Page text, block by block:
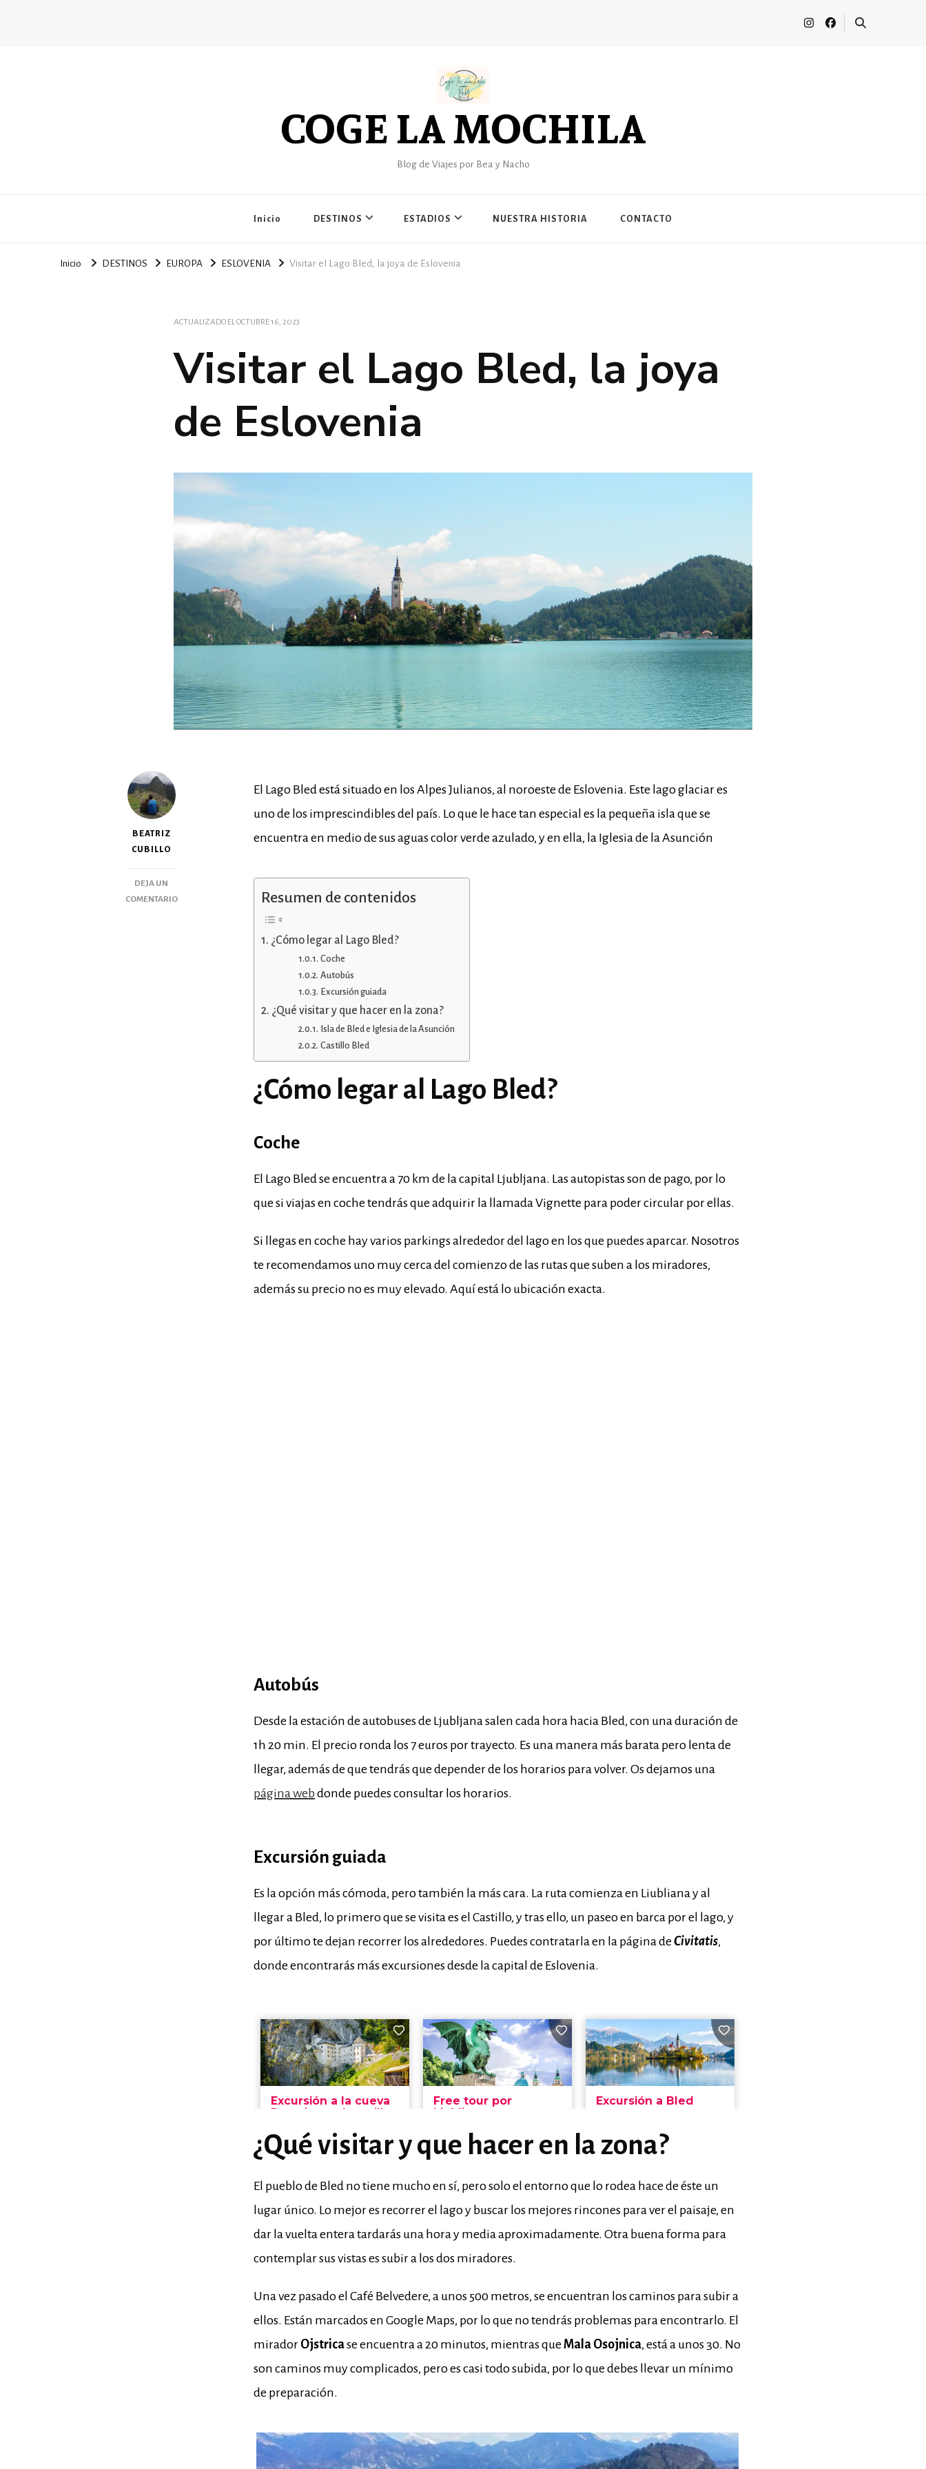
COGE LA MOCHILA
Blog de Viajes por Bea y Nacho
Inicio DESTINOS ESTADIOS NUESTRA HISTORIA CONTACTO
Inicio DESTINOS EUROPA ESLOVENIA Visitar el Lago Bled, la joya de Eslovenia
ACTUALIZADO ELOCTUBRE 16, 2023
Visitar el Lago Bled, la joya
de Eslovenia
BEATRIZ
CUBILLO
DEJA UN
COMENTARIO
El Lago Bled está situado en los Alpes Julianos, al noroeste de Eslovenia. Este lago glaciar es
uno de los imprescindibles del país. Lo que le hace tan especial es la pequeña isla que se
encuentra en medio de sus aguas color verde azulado, y en ella, la Iglesia de la Asunción
Resumen de contenidos
¿Cómo legar al Lago Bled?
Coche
Autobús
Excursión guiada
¿Qué visitar y que hacer en la zona?
Isla de Bled e Iglesia de la Asunción
Castillo Bled
¿Cómo legar al Lago Bled?
Coche
El Lago Bled se encuentra a 70 km de la capital Ljubljana. Las autopistas son de pago, por lo
que si viajas en coche tendrás que adquirir la llamada Vignette para poder circular por ellas.
Si llegas en coche hay varios parkings alrededor del lago en los que puedes aparcar. Nosotros
te recomendamos uno muy cerca del comienzo de las rutas que suben a los miradores,
además su precio no es muy elevado. Aquí está lo ubicación exacta.
Autobús
Desde la estación de autobuses de Ljubljana salen cada hora hacia Bled, con una duración de
1h 20 min. El precio ronda los 7 euros por trayecto. Es una manera más barata pero lenta de
llegar, además de que tendrás que depender de los horarios para volver. Os dejamos una
página webdonde puedes consultar los horarios.
Excursión guiada
Es la opción más cómoda, pero también la más cara. La ruta comienza en Liubliana y al
llegar a Bled, lo primero que se visita es el Castillo, y tras ello, un paseo en barca por el lago, y
por último te dejan recorrer los alrededores. Puedes contratarla en la página deCivitatis,
donde encontrarás más excursiones desde la capital de Eslovenia.
¿Qué visitar y que hacer en la zona?
El pueblo de Bled no tiene mucho en sí, pero solo el entorno que lo rodea hace de éste un
lugar único. Lo mejor es recorrer el lago y buscar los mejores rincones para ver el paisaje, en
dar la vuelta entera tardarás una hora y media aproximadamente. Otra buena forma para
contemplar sus vistas es subir a los dos miradores.
Una vez pasado el Café Belvedere, a unos 500 metros, se encuentran los caminos para subir a
ellos. Están marcados en Google Maps, por lo que no tendrás problemas para encontrarlo. El
mirador Ojstricase encuentra a 20 minutos, mientras queMala Osojnica, está a unos 30. No
son caminos muy complicados, pero es casi todo subida, por lo que debes llevar un mínimo
de preparación.